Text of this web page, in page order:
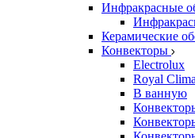
Инфракрасные
Керамические
Конвекторы
Electrolux
Royal Clima
В ванную